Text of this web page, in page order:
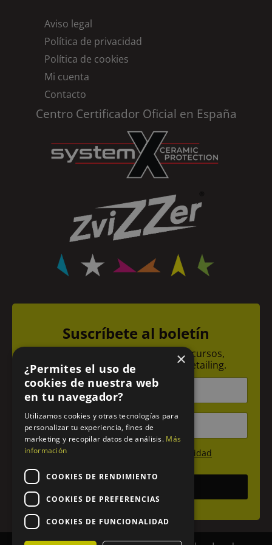
Aviso legal
Política de privacidad
Política de cookies
Mi cuenta
Contacto
Centro Certificador Oficial en España
Suscríbete al boletín
Recibe todas las novedades de cursos,
promociones y noticias sobre detailing.
N
o
m
b
r
e
*
E
m
a
i
*
P
i
v
a
c
i
d
He leído y acepto la Política de privacidad
×
¿Permites el uso de
cookies de nuestra web
en tu navegador?
Utilizamos cookies y otras tecnologías para
personalizar tu experiencia, fines de
marketing y recopilar datos de análisis. Más
información
COOKIES DE RENDIMIENTO
COOKIES DE PREFERENCIAS
COOKIES DE FUNCIONALIDAD